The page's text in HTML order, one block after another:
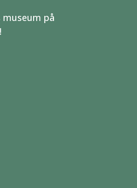
museum på